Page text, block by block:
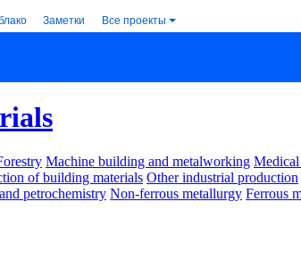
Заметки Все проекты
Machine building and metalworking
of building materials Other industrial production
petrochemistry Non-ferrous metallurgy Ferrous